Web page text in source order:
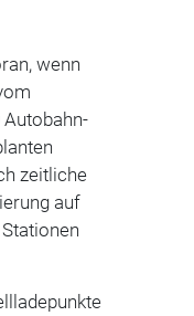
wenn
zeitliche
auf